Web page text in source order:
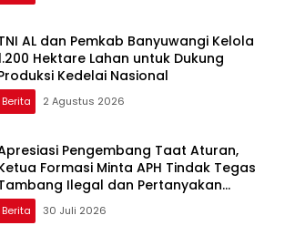
AL dan Pemkab Banyuwangi Kelola
Hektare Lahan untuk Dukung
Kedelai Nasional
Berita 2 Agustus 2026
Pengembang Taat Aturan,
Formasi Minta APH Tindak Tegas
Ilegal dan Pertanyakan
di Gambor
Berita 30 Juli 2026